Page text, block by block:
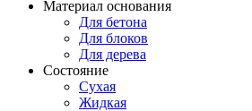
Материал основания
Для бетона
Для блоков
Для дерева
Состояние
Сухая
Жидкая